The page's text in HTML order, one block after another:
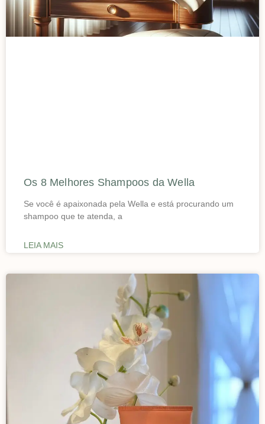
Os 8 Melhores Shampoos da Wella
Se você é apaixonada pela Wella e está procurando um
shampoo que te atenda, a
LEIA MAIS